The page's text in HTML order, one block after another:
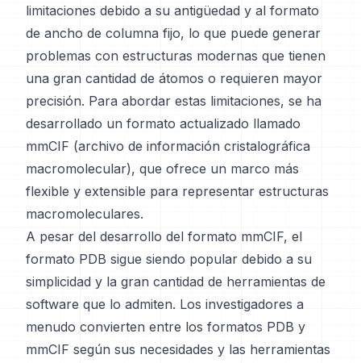
limitaciones debido a su antigüedad y al formato
de ancho de columna fijo, lo que puede generar
problemas con estructuras modernas que tienen
una gran cantidad de átomos o requieren mayor
precisión. Para abordar estas limitaciones, se ha
desarrollado un formato actualizado llamado
mmCIF (archivo de información cristalográfica
macromolecular), que ofrece un marco más
flexible y extensible para representar estructuras
macromoleculares.
A pesar del desarrollo del formato mmCIF, el
formato PDB sigue siendo popular debido a su
simplicidad y la gran cantidad de herramientas de
software que lo admiten. Los investigadores a
menudo convierten entre los formatos PDB y
mmCIF según sus necesidades y las herramientas